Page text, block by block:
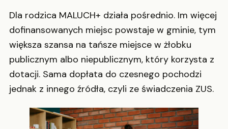
Dla rodzica MALUCH+ działa pośrednio. Im więcej
dofinansowanych miejsc powstaje w gminie, tym
większa szansa na tańsze miejsce w żłobku
publicznym albo niepublicznym, który korzysta z
dotacji. Sama dopłata do czesnego pochodzi
jednak z innego źródła, czyli ze świadczenia ZUS.